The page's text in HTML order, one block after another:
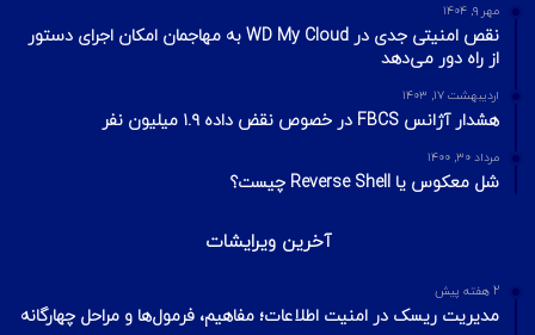
مهر ۹, ۱۴۰۴
نقص امنیتی جدی در WD My Cloud به مهاجمان امکان اجرای دستور
از راه دور می‌دهد
اردیبهشت ۱۷, ۱۴۰۳
هشدار آژانس FBCS در خصوص نقض داده ۱.۹ میلیون نفر
مرداد ۳۰, ۱۴۰۰
شل معکوس یا Reverse Shell چیست؟
آخرین ویرایشات
2 هفته پیش
مدیریت ریسک در امنیت اطلاعات؛ مفاهیم، فرمول‌ها و مراحل چهارگانه